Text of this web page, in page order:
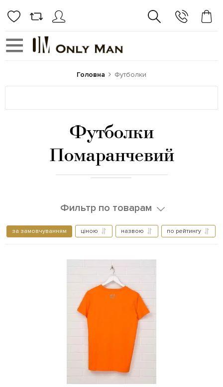
Головна Футболки
Футболки
Помаранчевий
Фильтр по товарам
за замовчуванням ціною назвою по рейтингу